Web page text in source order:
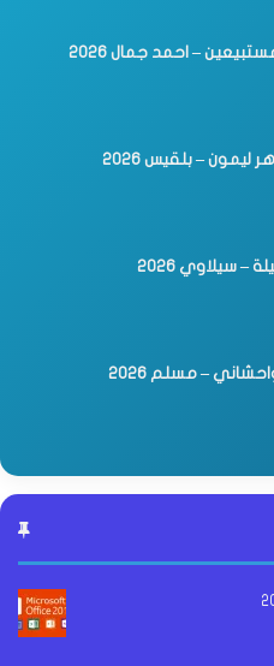
– احمد جمال 2026
ليمون – بلقيس 2026
– سيلاوي 2026
– مسلم 2026